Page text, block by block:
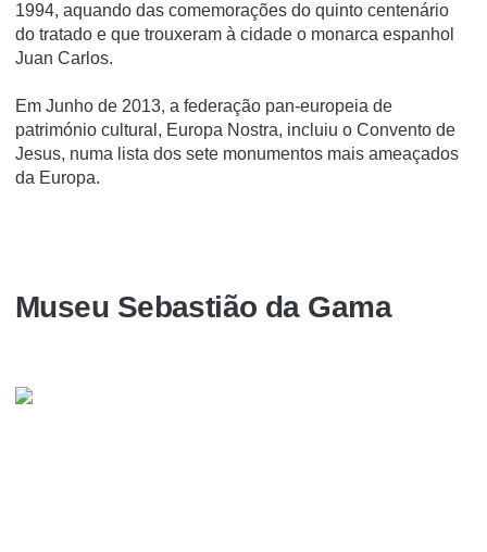
1994, aquando das comemorações do quinto centenário
do tratado e que trouxeram à cidade o monarca espanhol
Juan Carlos.
Em Junho de 2013, a federação pan-europeia de
património cultural, Europa Nostra, incluiu o Convento de
Jesus, numa lista dos sete monumentos mais ameaçados
da Europa.
Museu Sebastião da Gama